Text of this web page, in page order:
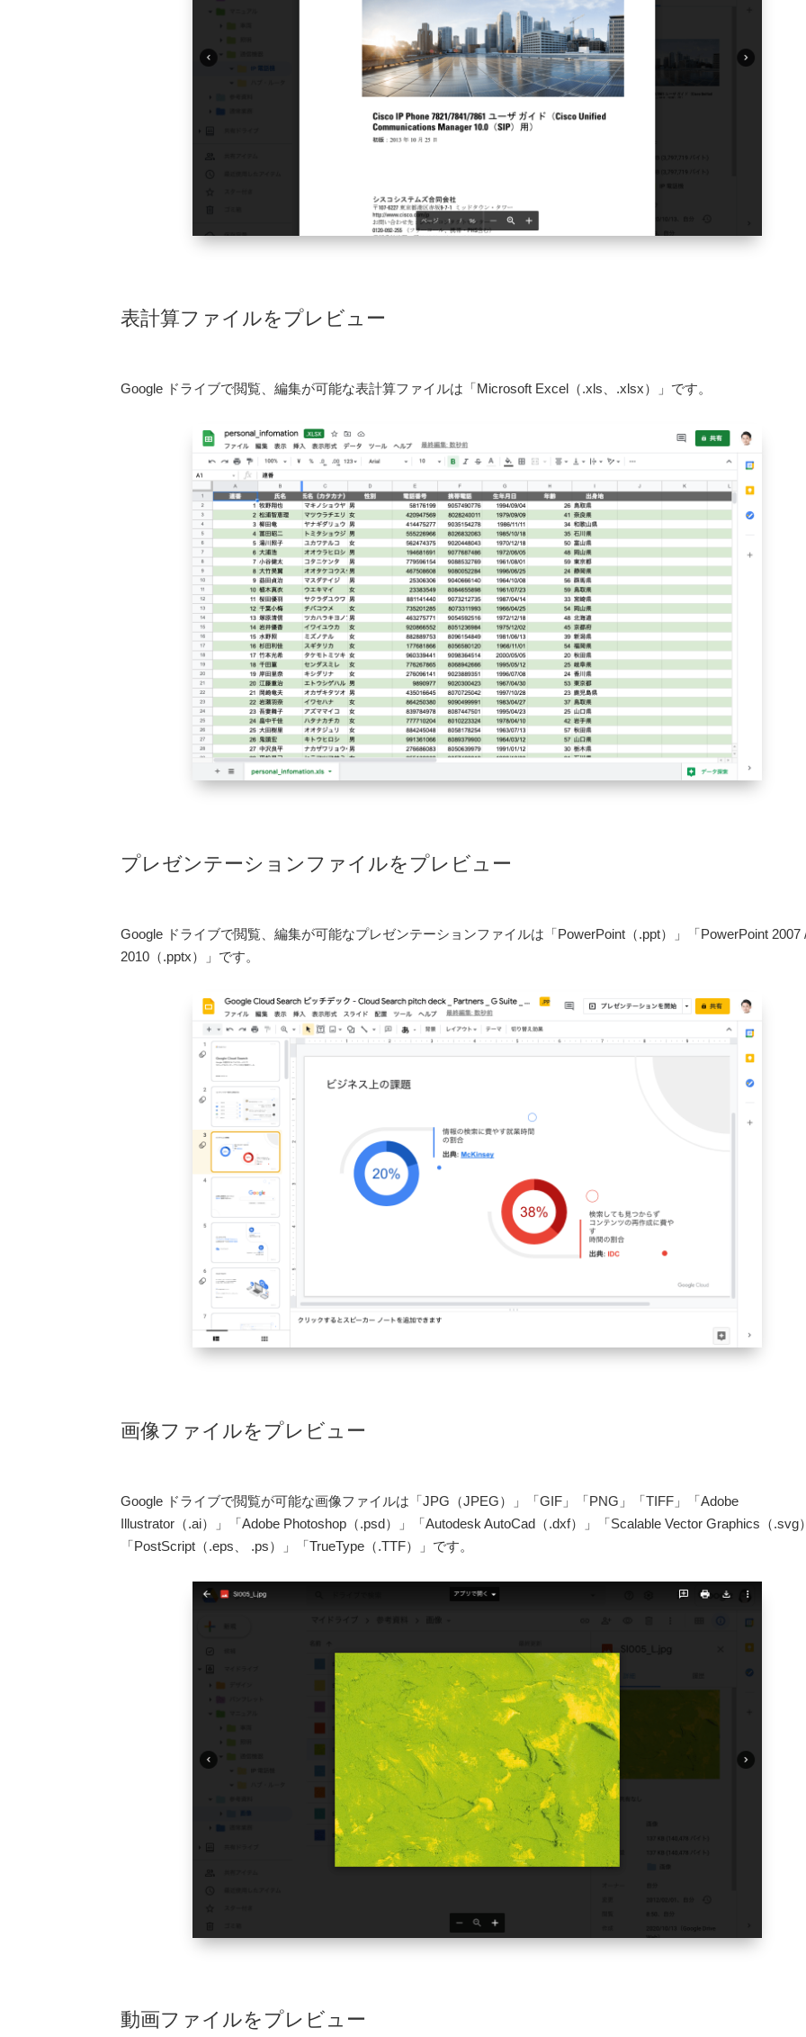
表計算ファイルをプレビュー
Google ドライブで閲覧、編集が可能な表計算ファイルは「Microsoft Excel（.xls、.xlsx）」です。
プレゼンテーションファイルをプレビュー
Google ドライブで閲覧、編集が可能なプレゼンテーションファイルは「PowerPoint（.ppt）」「PowerPoint 2007
2010（.pptx）」です。
画像ファイルをプレビュー
Google ドライブで閲覧が可能な画像ファイルは「JPG（JPEG）」「GIF」「PNG」「TIFF」「Adobe
Illustrator（.ai）」「Adobe Photoshop（.psd）」「Autodesk AutoCad（.dxf）」「Scalable Vector Graphics（.svg
「PostScript（.eps、 .ps）」「TrueType（.TTF）」です。
動画ファイルをプレビュー